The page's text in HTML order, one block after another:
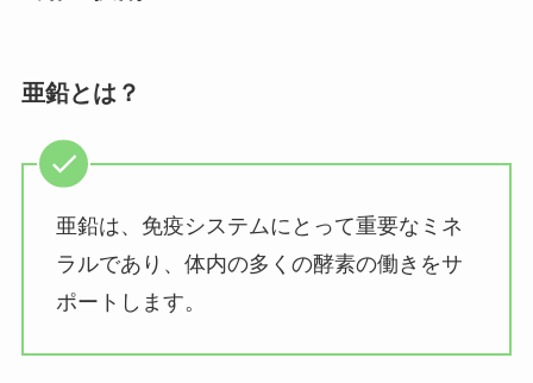
亜鉛とは？
亜鉛は、免疫システムにとって重要なミネ
ラルであり、体内の多くの酵素の働きをサ
ポートします。